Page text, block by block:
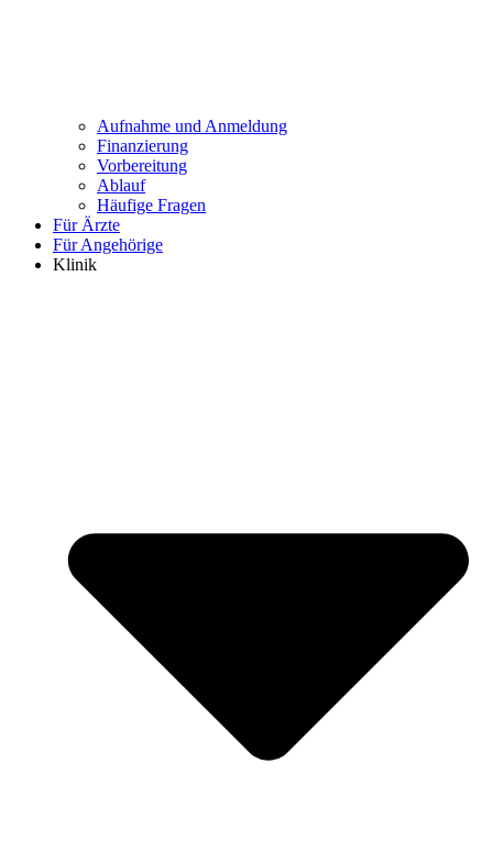
Aufnahme und Anmeldung
Finanzierung
Vorbereitung
Ablauf
Häufige Fragen
Für Ärzte
Für Angehörige
Klinik